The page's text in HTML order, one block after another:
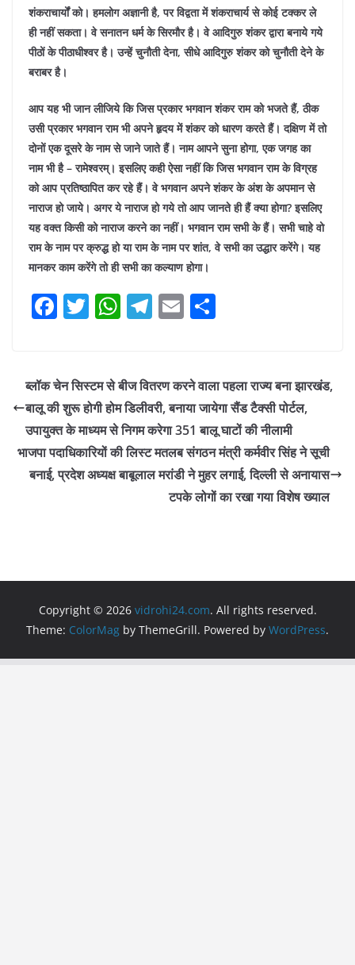
शंकराचार्यों को। हमलोग अज्ञानी है, पर विद्वता में शंकराचार्य से कोई टक्कर ले
ही नहीं सकता। वे सनातन धर्म के सिरमौर है। वे आदिगुरु शंकर द्वारा बनाये गये
पीठों के पीठाधीश्वर है। उन्हें चुनौती देना, सीधे आदिगुरु शंकर को चुनौती देने के
बराबर है।
आप यह भी जान लीजिये कि जिस प्रकार भगवान शंकर राम को भजते हैं, ठीक
उसी प्रकार भगवान राम भी अपने हृदय में शंकर को धारण करते हैं। दक्षिण में तो
दोनों एक दूसरे के नाम से जाने जाते हैं। नाम आपने सुना होगा, एक जगह का
नाम भी है – रामेश्वरम्। इसलिए कही ऐसा नहीं कि जिस भगवान राम के विग्रह
को आप प्रतिष्ठापित कर रहे हैं। वे भगवान अपने शंकर के अंश के अपमान से
नाराज हो जाये। अगर ये नाराज हो गये तो आप जानते ही हैं क्या होगा? इसलिए
यह वक्त किसी को नाराज करने का नहीं। भगवान राम सभी के हैं। सभी चाहे वो
राम के नाम पर क्रुद्ध हो या राम के नाम पर शांत, वे सभी का उद्धार करेंगे। यह
मानकर काम करेंगे तो ही सभी का कल्याण होगा।
F
e
b
o
o
k
T
er
W
s
A
p
p
T
gr
a
m
E
l e
ब्लॉक चेन सिस्टम से बीज वितरण करने वाला पहला राज्य बना झारखंड,
बालू की शुरू होगी होम डिलीवरी, बनाया जायेगा सैंड टैक्सी पोर्टल,
उपायुक्त के माध्यम से निगम करेगा 351 बालू घाटों की नीलामी
भाजपा पदाधिकारियों की लिस्ट मतलब संगठन मंत्री कर्मवीर सिंह ने सूची
बनाई, प्रदेश अध्यक्ष बाबूलाल मरांडी ने मुहर लगाई, दिल्ली से अनायास
टपके लोगों का रखा गया विशेष ख्याल
Copyright © 2026 vidrohi24.com. All rights reserved.
Theme: ColorMag by ThemeGrill. Powered by WordPress.